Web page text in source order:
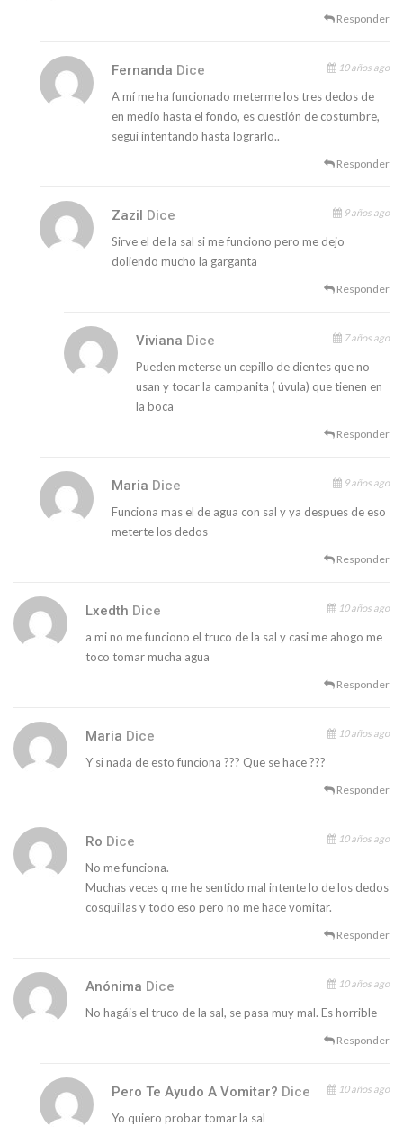
Responder
Fernanda Dice 10 años ago
A mí me ha funcionado meterme los tres dedos de
en medio hasta el fondo, es cuestión de costumbre,
seguí intentando hasta lograrlo..
Responder
Zazil Dice 9 años ago
Sirve el de la sal si me funciono pero me dejo
doliendo mucho la garganta
Responder
Viviana Dice 7 años ago
Pueden meterse un cepillo de dientes que no
usan y tocar la campanita ( úvula) que tienen en
la boca
Responder
Maria Dice 9 años ago
Funciona mas el de agua con sal y ya despues de eso
meterte los dedos
Responder
Lxedth Dice 10 años ago
a mi no me funciono el truco de la sal y casi me ahogo me
toco tomar mucha agua
Responder
Maria Dice 10 años ago
Y si nada de esto funciona ??? Que se hace ???
Responder
Ro Dice 10 años ago
No me funciona.
Muchas veces q me he sentido mal intente lo de los dedos
cosquillas y todo eso pero no me hace vomitar.
Responder
Anónima Dice 10 años ago
No hagáis el truco de la sal, se pasa muy mal. Es horrible
Responder
Pero Te Ayudo A Vomitar? Dice 10 años ago
Yo quiero probar tomar la sal